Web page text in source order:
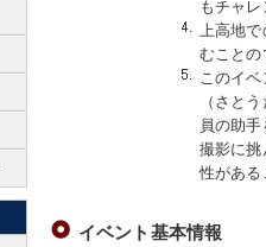
もチャ
上高地
むことの
このイ
（さと
員の助
撮影に
性がある
イベント基本情報